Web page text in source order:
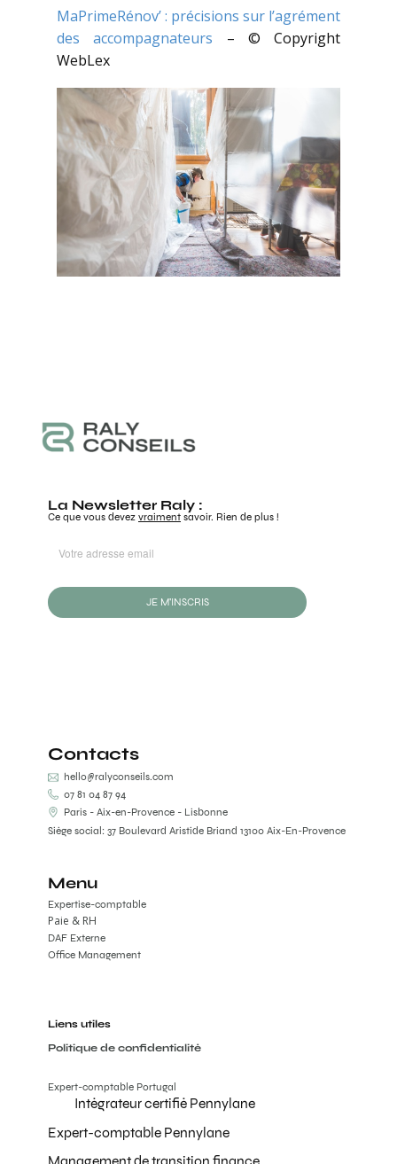
MaPrimeRénov’ : précisions sur l’agrément
des accompagnateurs – © Copyright
WebLex
La Newsletter Raly :
Ce que vous devez vraiment savoir. Rien de plus !
JE M'INSCRIS
Contacts
hello@ralyconseils.com
07 81 04 87 94
Paris - Aix-en-Provence - Lisbonne
Siège social: 37 Boulevard Aristide Briand 13100 Aix-En-Provence
Menu
Expertise-comptable
DAF Externe
Office Management
Paie & RH
Liens utiles
Politique de confidentialité
Expert-comptable Portugal
Intégrateur certifié Pennylane
Expert-comptable Pennylane
Management de transition finance